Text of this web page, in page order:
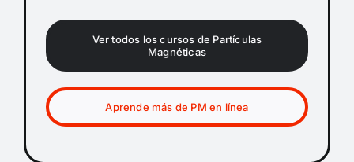
Ver todos los cursos de Partículas
Magnéticas
Aprende más de PM en línea